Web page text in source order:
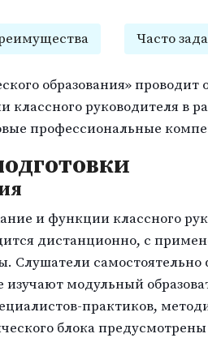
Часто
образования»
руководителя в
профессиональные
и функции классного
дистанционно, с
Слушатели
изучают модульный
практиков,
блока